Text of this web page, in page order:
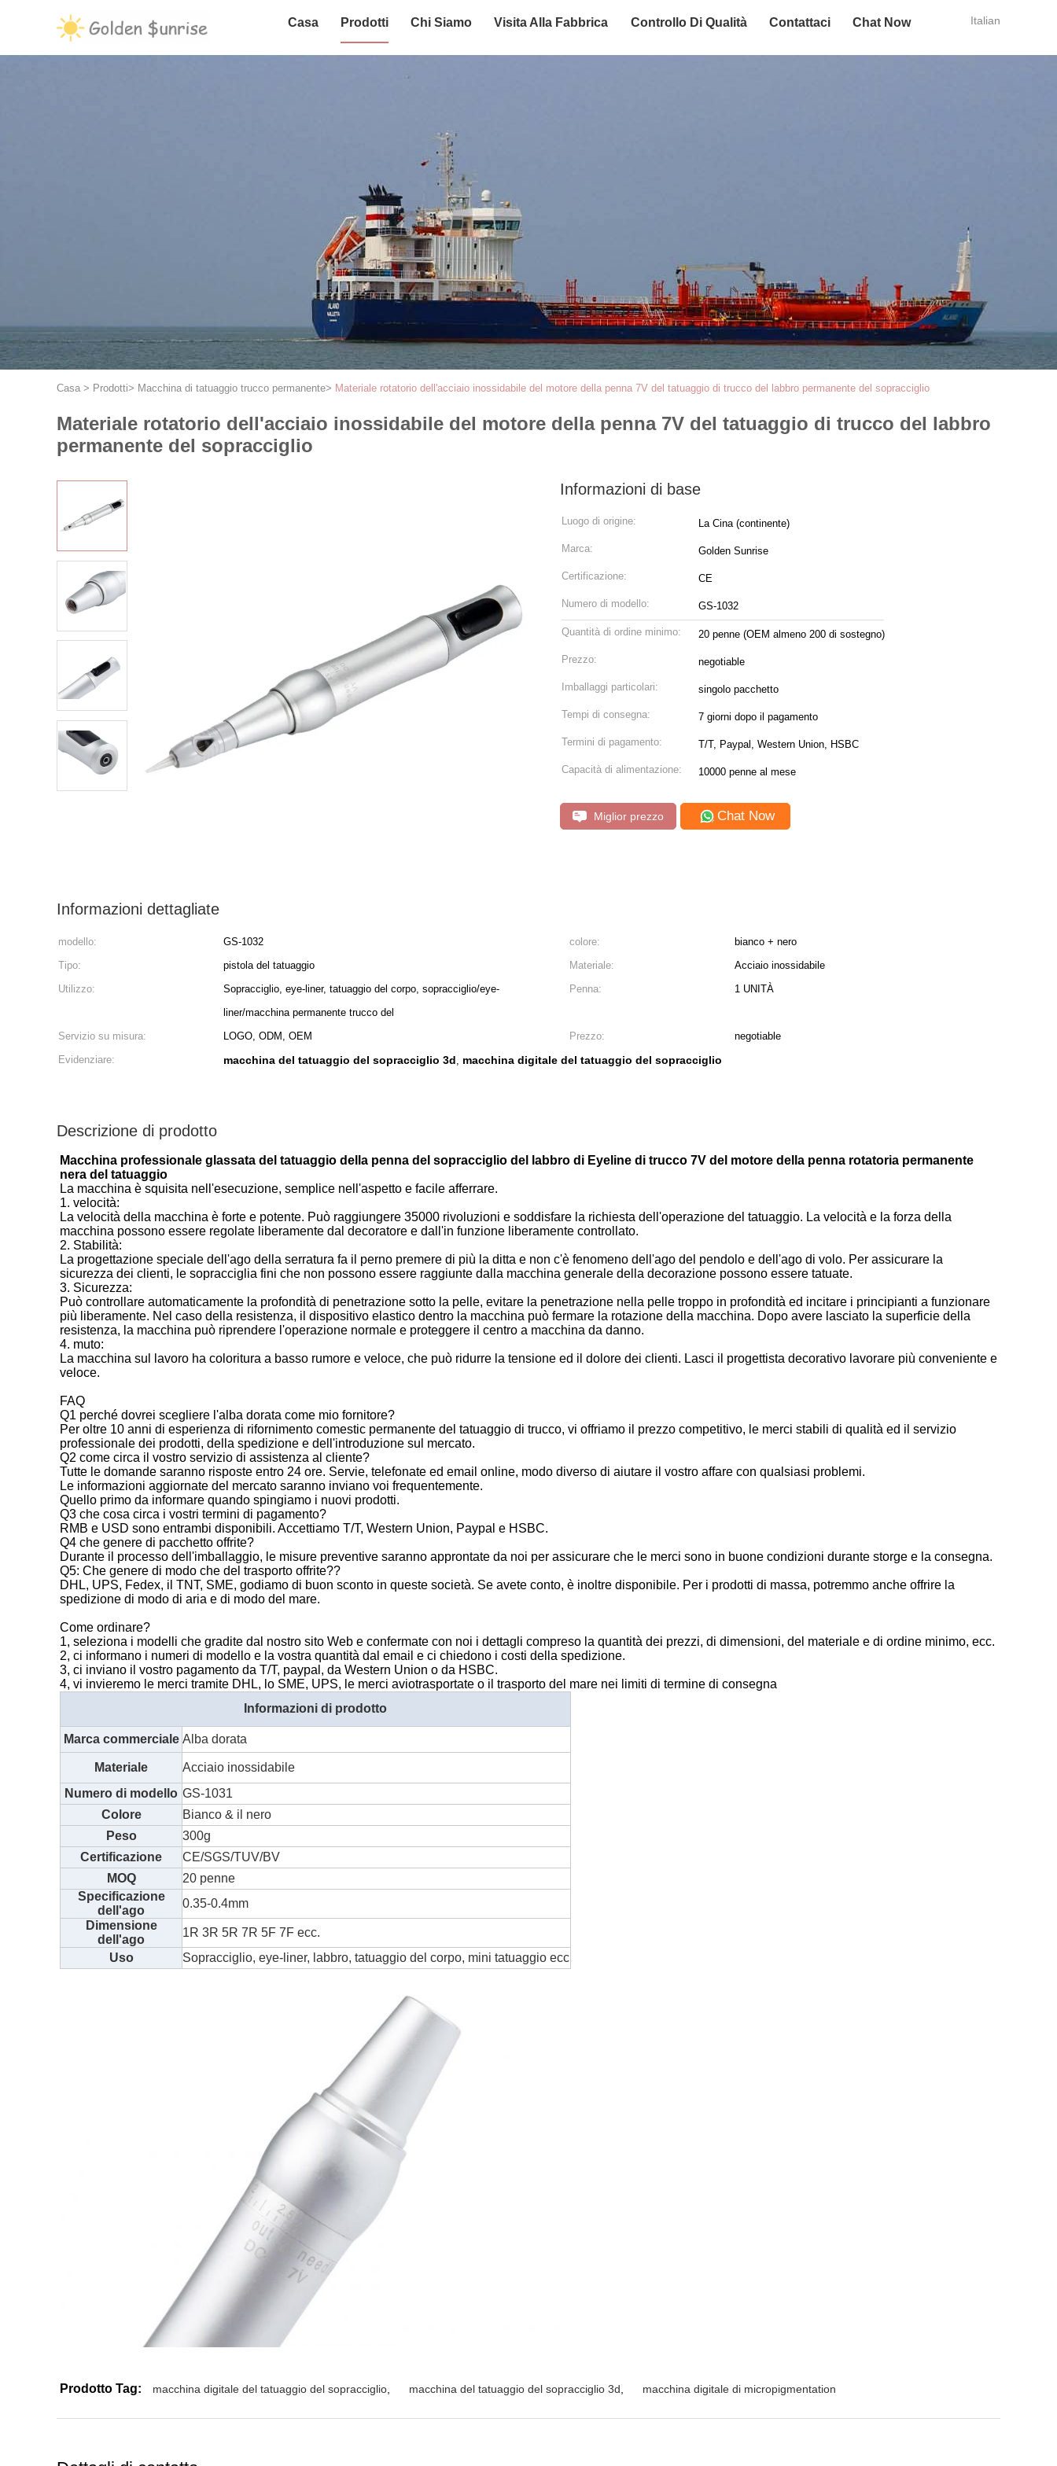
Italian
Casa Prodotti Chi Siamo Visita Alla Fabbrica Controllo Di Qualità Contattaci Chat Now
Casa > Prodotti> Macchina di tatuaggio trucco permanente> Materiale rotatorio dell'acciaio inossidabile del motore della penna 7V del tatuaggio di trucco del labbro permanente del sopracciglio
Materiale rotatorio dell'acciaio inossidabile del motore della penna 7V del tatuaggio di trucco del labbro
permanente del sopracciglio
Informazioni di base
Luogo di origine: La Cina (continente)
Marca: Golden Sunrise
Certificazione: CE
Numero di modello: GS-1032
Quantità di ordine minimo: 20 penne (OEM almeno 200 di sostegno)
Prezzo: negotiable
Imballaggi particolari: singolo pacchetto
Tempi di consegna: 7 giorni dopo il pagamento
Termini di pagamento: T/T, Paypal, Western Union, HSBC
Capacità di alimentazione: 10000 penne al mese
Miglior prezzo Chat Now
Informazioni dettagliate
modello: GS-1032 colore:
bianco + nero
Tipo:
pistola del tatuaggio Materiale:
Acciaio inossidabile
Utilizzo:
Sopracciglio, eye-liner, tatuaggio del corpo, sopracciglio/eye-
liner/macchina permanente trucco del
Penna: 1 UNITÀ
Servizio su misura: LOGO, ODM, OEM Prezzo:
negotiable
Evidenziare:
macchina del tatuaggio del sopracciglio 3d, macchina digitale del tatuaggio del sopracciglio
Descrizione di prodotto
Macchina professionale glassata del tatuaggio della penna del sopracciglio del labbro di Eyeline di trucco 7V del motore della penna rotatoria permanente
nera del tatuaggio
La macchina è squisita nell'esecuzione, semplice nell'aspetto e facile afferrare.
1. velocità:
La velocità della macchina è forte e potente. Può raggiungere 35000 rivoluzioni e soddisfare la richiesta dell'operazione del tatuaggio. La velocità e la forza della
macchina possono essere regolate liberamente dal decoratore e dall'in funzione liberamente controllato.
2. Stabilità:
La progettazione speciale dell'ago della serratura fa il perno premere di più la ditta e non c'è fenomeno dell'ago del pendolo e dell'ago di volo. Per assicurare la
sicurezza dei clienti, le sopracciglia fini che non possono essere raggiunte dalla macchina generale della decorazione possono essere tatuate.
3. Sicurezza:
Può controllare automaticamente la profondità di penetrazione sotto la pelle, evitare la penetrazione nella pelle troppo in profondità ed incitare i principianti a funzionare
più liberamente. Nel caso della resistenza, il dispositivo elastico dentro la macchina può fermare la rotazione della macchina. Dopo avere lasciato la superficie della
resistenza, la macchina può riprendere l'operazione normale e proteggere il centro a macchina da danno.
4. muto:
La macchina sul lavoro ha coloritura a basso rumore e veloce, che può ridurre la tensione ed il dolore dei clienti. Lasci il progettista decorativo lavorare più conveniente e
veloce.
FAQ
Q1 perché dovrei scegliere l'alba dorata come mio fornitore?
Per oltre 10 anni di esperienza di rifornimento comestic permanente del tatuaggio di trucco, vi offriamo il prezzo competitivo, le merci stabili di qualità ed il servizio
professionale dei prodotti, della spedizione e dell'introduzione sul mercato.
Q2 come circa il vostro servizio di assistenza al cliente?
Tutte le domande saranno risposte entro 24 ore. Servie, telefonate ed email online, modo diverso di aiutare il vostro affare con qualsiasi problemi.
Le informazioni aggiornate del mercato saranno inviano voi frequentemente.
Quello primo da informare quando spingiamo i nuovi prodotti.
Q3 che cosa circa i vostri termini di pagamento?
RMB e USD sono entrambi disponibili. Accettiamo T/T, Western Union, Paypal e HSBC.
Q4 che genere di pacchetto offrite?
Durante il processo dell'imballaggio, le misure preventive saranno approntate da noi per assicurare che le merci sono in buone condizioni durante storge e la consegna.
Q5: Che genere di modo che del trasporto offrite??
DHL, UPS, Fedex, il TNT, SME, godiamo di buon sconto in queste società. Se avete conto, è inoltre disponibile. Per i prodotti di massa, potremmo anche offrire la
spedizione di modo di aria e di modo del mare.
Come ordinare?
1, seleziona i modelli che gradite dal nostro sito Web e confermate con noi i dettagli compreso la quantità dei prezzi, di dimensioni, del materiale e di ordine minimo, ecc.
2, ci informano i numeri di modello e la vostra quantità dal email e ci chiedono i costi della spedizione.
3, ci inviano il vostro pagamento da T/T, paypal, da Western Union o da HSBC.
4, vi invieremo le merci tramite DHL, lo SME, UPS, le merci aviotrasportate o il trasporto del mare nei limiti di termine di consegna
Informazioni di prodotto
Marca commerciale Alba dorata
Materiale
Acciaio inossidabile
Numero di modello GS-1031
Colore
Bianco & il nero
Peso
300g
Certificazione
CE/SGS/TUV/BV
MOQ
20 penne
Specificazione
dell'ago
0.35-0.4mm
Dimensione
dell'ago
1R 3R 5R 7R 5F 7F ecc.
Uso
Sopracciglio, eye-liner, labbro, tatuaggio del corpo, mini tatuaggio ecc
Prodotto Tag: macchina digitale del tatuaggio del sopracciglio macchina del tatuaggio del sopracciglio 3d macchina digitale di micropigmentation